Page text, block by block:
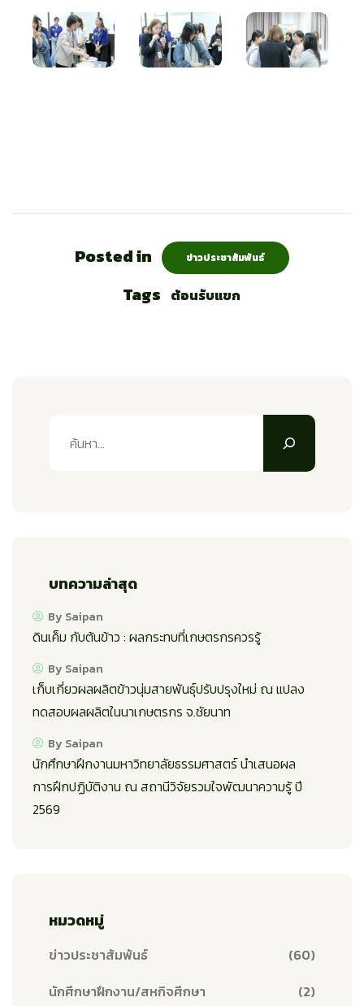
Posted in ข่าวประชาสัมพันธ์
Tags ต้อนรับแขก
บทความล่าสุด
ดินเค็ม กับต้นข้าว : ผลกระทบที่เกษตรกรควรรู้
By Saipan
เก็บเกี่ยวผลผลิตข้าวนุ่มสายพันธุ์ปรับปรุงใหม่ ณ แปลง
ทดสอบผลผลิตในนาเกษตรกร จ.ชัยนาท
By Saipan
นักศึกษาฝึกงานมหาวิทยาลัยธรรมศาสตร์ นำเสนอผล
การฝึกปฏิบัติงาน ณ สถานีวิจัยรวมใจพัฒนาความรู้ ปี
2569
By Saipan
หมวดหมู่
ข่าวประชาสัมพันธ์
(60)
นักศึกษาฝึกงาน/สหกิจศึกษา
(2)